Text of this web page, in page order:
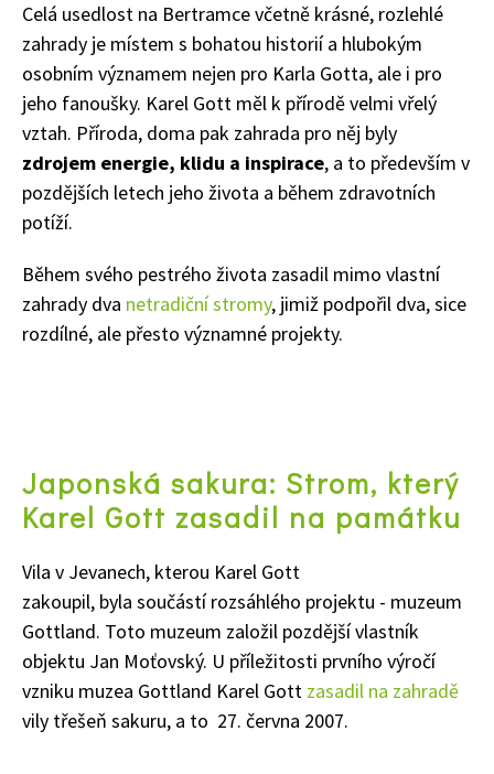
Celá usedlost na Bertramce včetně krásné, rozlehlé
zahrady je místem s bohatou historií a hlubokým
osobním významem nejen pro Karla Gotta, ale i pro
jeho fanoušky. Karel Gott měl k přírodě velmi vřelý
vztah. Příroda, doma pak zahrada pro něj byly
zdrojem energie, klidu a inspirace, a to především v
pozdějších letech jeho života a během zdravotních
potíží.
Během svého pestrého života zasadil mimo vlastní
zahrady dva netradiční stromy, jimiž podpořil dva, sice
rozdílné, ale přesto významné projekty.
Japonská sakura: Strom, který
Karel Gott zasadil na památku
Vila v Jevanech, kterou Karel Gott
zakoupil, byla součástí rozsáhlého projektu - muzeum
Gottland. Toto muzeum založil pozdější vlastník
objektu Jan Moťovský. U příležitosti prvního výročí
vzniku muzea Gottland Karel Gott zasadil na zahradě
vily třešeň sakuru, a to 27. června 2007.